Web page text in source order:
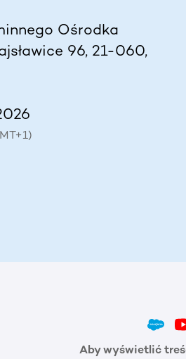
Ośrodka
96, 21-060,
Aby wyświetlić